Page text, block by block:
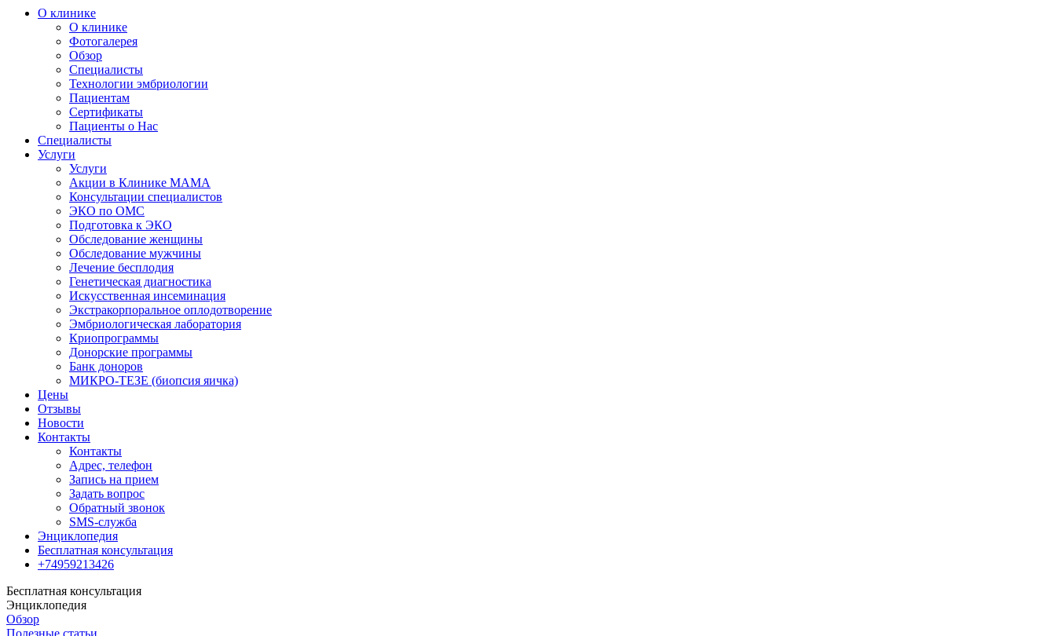
О клинике
О клинике
Фотогалерея
Обзор
Специалисты
Технологии эмбриологии
Пациентам
Сертификаты
Пациенты о Нас
Специалисты
Услуги
Услуги
Акции в Клинике МАМА
Консультации специалистов
ЭКО по ОМС
Подготовка к ЭКО
Обследование женщины
Обследование мужчины
Лечение бесплодия
Генетическая диагностика
Искусственная инсеминация
Экстракорпоральное оплодотворение
Эмбриологическая лаборатория
Криопрограммы
Донорские программы
Банк доноров
МИКРО-ТЕЗЕ (биопсия яичка)
Цены
Отзывы
Новости
Контакты
Контакты
Адрес, телефон
Запись на прием
Задать вопрос
Обратный звонок
SMS-служба
Энциклопедия
Бесплатная консультация
+74959213426
Бесплатная консультация
Энциклопедия
Обзор
Полезные статьи